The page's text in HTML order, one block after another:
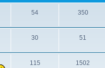
54 350
30 51
115 1502